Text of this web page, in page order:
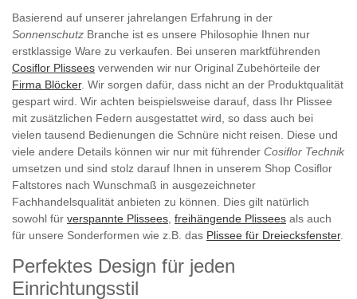
Basierend auf unserer jahrelangen Erfahrung in der
Sonnenschutz Branche ist es unsere Philosophie Ihnen nur
erstklassige Ware zu verkaufen. Bei unseren marktführenden
Cosiflor Plissees verwenden wir nur Original Zubehörteile der
Firma Blöcker. Wir sorgen dafür, dass nicht an der Produktqualität
gespart wird. Wir achten beispielsweise darauf, dass Ihr Plissee
mit zusätzlichen Federn ausgestattet wird, so dass auch bei
vielen tausend Bedienungen die Schnüre nicht reisen. Diese und
viele andere Details können wir nur mit führender Cosiflor Technik
umsetzen und sind stolz darauf Ihnen in unserem Shop Cosiflor
Faltstores nach Wunschmaß in ausgezeichneter
Fachhandelsqualität anbieten zu können. Dies gilt natürlich
sowohl für verspannte Plissees freihängende Plissees als auch
für unsere Sonderformen wie z.B. das Plissee für Dreiecksfenster.
Perfektes Design für jeden
Einrichtungsstil